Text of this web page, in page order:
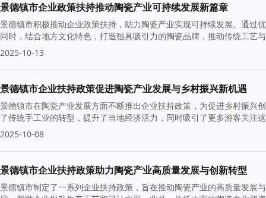
景德镇市企业政策扶持推动陶瓷产业可持续发展新篇章
景德镇市积极推动企业政策扶持，助力陶瓷产业实现可持续发展。通过
同时，结合地方文化特色，打造独具吸引力的陶瓷品牌，推动传统工艺
2025-10-13
景德镇市企业扶持政策促进陶瓷产业发展与乡村振兴新机遇
景德镇市在陶瓷产业发展方面不断推出企业扶持政策，为促进乡村振兴
了传统手工业的转型，提升了当地经济活力，同时吸引了更多游客关注
2025-10-08
景德镇市企业扶持政策助力陶瓷产业高质量发展与创新转型
景德镇市制定了一系列企业扶持政策，旨在推动陶瓷产业的高质量发展